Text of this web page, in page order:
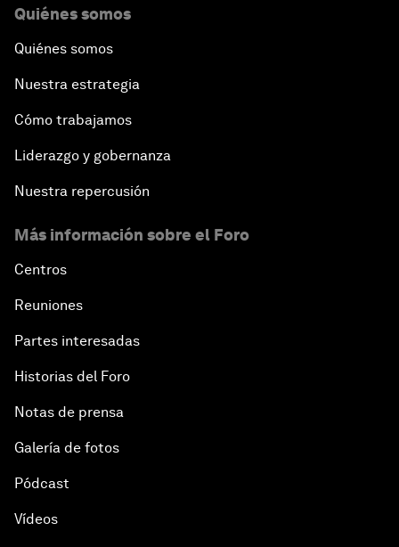
Quiénes somos
Quiénes somos
Nuestra estrategia
Cómo trabajamos
Liderazgo y gobernanza
Nuestra repercusión
Más información sobre el Foro
Centros
Reuniones
Partes interesadas
Historias del Foro
Notas de prensa
Galería de fotos
Pódcast
Vídeos